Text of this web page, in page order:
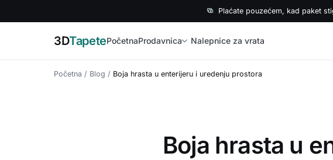
Plaćate pouzećem, kad paket
3DTapetePočetnaProdavnica Nalepnice za vrata
Početna / Blog / Boja hrasta u enterijeru i uredenju prostora
Boja hrasta u